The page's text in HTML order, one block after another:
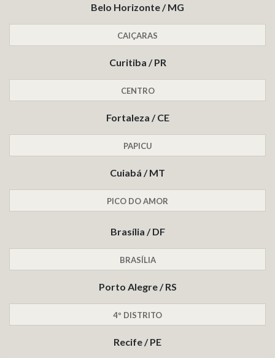
Belo Horizonte / MG
CAIÇARAS
Curitiba / PR
CENTRO
Fortaleza / CE
PAPICU
Cuiabá / MT
PICO DO AMOR
Brasília / DF
BRASÍLIA
Porto Alegre / RS
4º DISTRITO
Recife / PE